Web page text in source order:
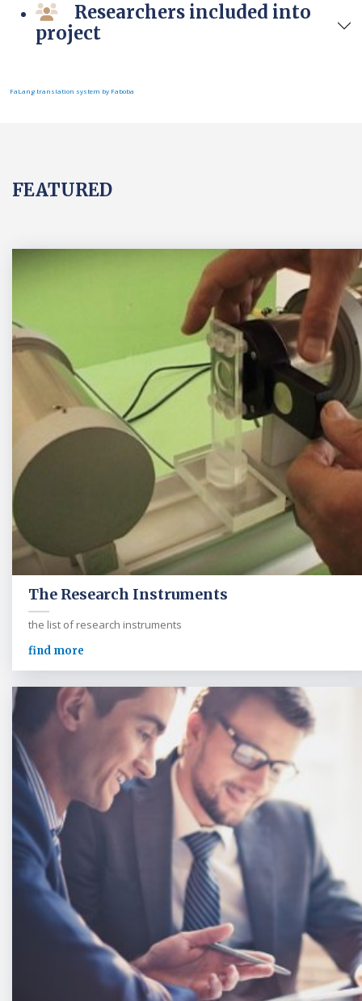
Researchers included into
project
FaLang translation system by Faboba
FEATURED
The Research Instruments
the list of research instruments
find more